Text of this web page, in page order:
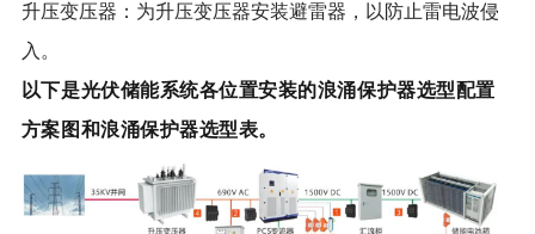
升压变压器：为升压变压器安装避雷器，以防止雷电波侵
入。
以下是光伏储能系统各位置安装的浪涌保护器选型配置
方案图和浪涌保护器选型表。